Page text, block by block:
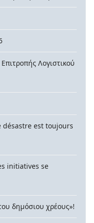
Λογιστικού
désastre est toujours
initiatives se
δημόσιου χρέους»!